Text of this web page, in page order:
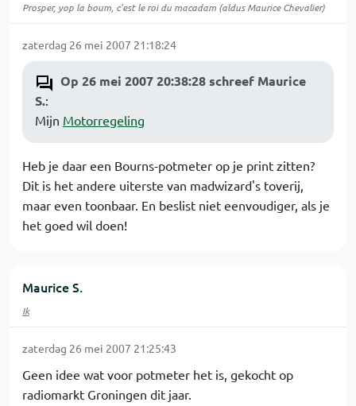
Prosper, yop la boum, c'est le roi du macadam (aldus Maurice Chevalier)
zaterdag 26 mei 2007 21:18:24
Op 26 mei 2007 20:38:28 schreef Maurice
S.:
Mijn Motorregeling
Heb je daar een Bourns-potmeter op je print zitten?
Dit is het andere uiterste van madwizard's toverij,
maar even toonbaar. En beslist niet eenvoudiger, als je
het goed wil doen!
Maurice S.
Ik
zaterdag 26 mei 2007 21:25:43
Geen idee wat voor potmeter het is, gekocht op
radiomarkt Groningen dit jaar.